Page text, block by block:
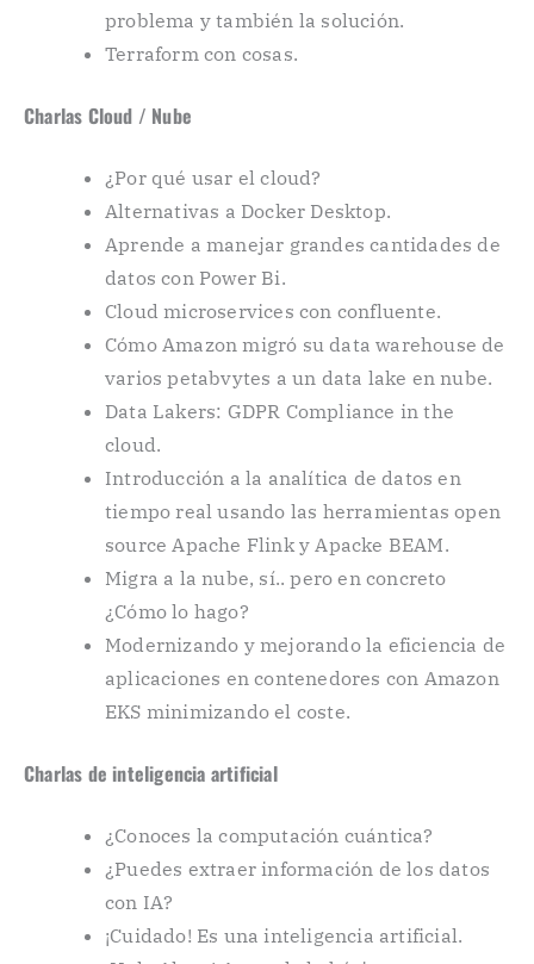
problema y también la solución.
Terraform con cosas.
Charlas Cloud / Nube
¿Por qué usar el cloud?
Alternativas a Docker Desktop.
Aprende a manejar grandes cantidades de
datos con Power Bi.
Cloud microservices con confluente.
Cómo Amazon migró su data warehouse de
varios petabvytes a un data lake en nube.
Data Lakers: GDPR Compliance in the
cloud.
Introducción a la analítica de datos en
tiempo real usando las herramientas open
source Apache Flink y Apacke BEAM.
Migra a la nube, sí.. pero en concreto
¿Cómo lo hago?
Modernizando y mejorando la eficiencia de
aplicaciones en contenedores con Amazon
EKS minimizando el coste.
Charlas de inteligencia artificial
¿Conoces la computación cuántica?
¿Puedes extraer información de los datos
con IA?
¡Cuidado! Es una inteligencia artificial.